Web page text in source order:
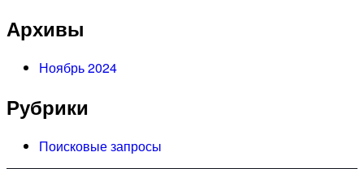
Архивы
Ноябрь 2024
Рубрики
Поисковые запросы